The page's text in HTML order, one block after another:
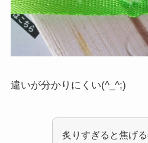
違いが分かりにくい(^_^;)
炙りすぎると焦げる